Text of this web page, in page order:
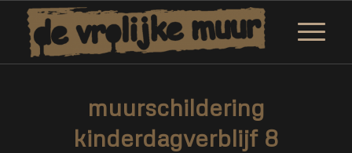
muurschildering
kinderdagverblijf 8